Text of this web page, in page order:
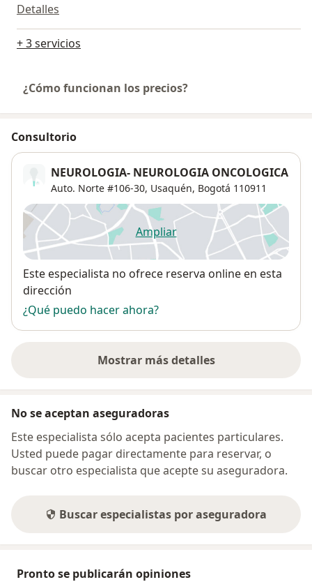
Detalles
+ 3 servicios
¿Cómo funcionan los precios?
Consultorio
NEUROLOGIA- NEUROLOGIA ONCOLOGICA
Auto. Norte #106-30, Usaquén, Bogotá 110911
Ampliarse abre en una nueva
Disponibilidad
Este especialista no ofrece reserva online en esta
dirección
¿Qué puedo hacer ahora?
Mostrar más detalles
sobre la dirección
No se aceptan aseguradoras
Este especialista sólo acepta pacientes particulares.
Usted puede pagar directamente para reservar, o
buscar otro especialista que acepte su aseguradora.
Buscar especialistas por aseguradora
Pronto se publicarán opiniones